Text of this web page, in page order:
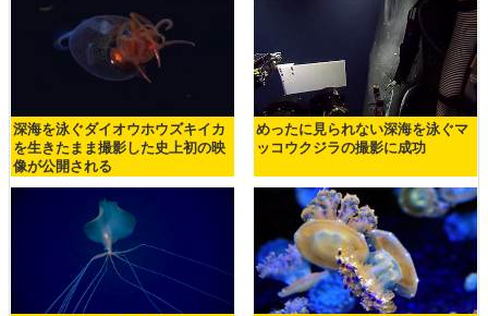
深海を泳ぐダイオウホウズキイカ
を生きたまま撮影した史上初の映
像が公開される
めったに見られない深海を泳ぐマ
ッコウクジラの撮影に成功